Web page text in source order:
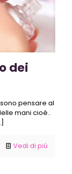
dei
pensare al
mani cioè..
Vedi di più